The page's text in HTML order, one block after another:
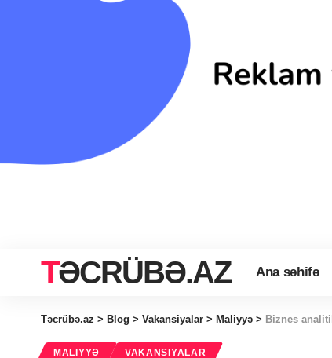
TƏCRÜBƏ.AZ Ana səhifə
Təcrübə.az > Blog > Vakansiyalar > Maliyyə > Biznes
MALIYYƏ VAKANSIYALAR